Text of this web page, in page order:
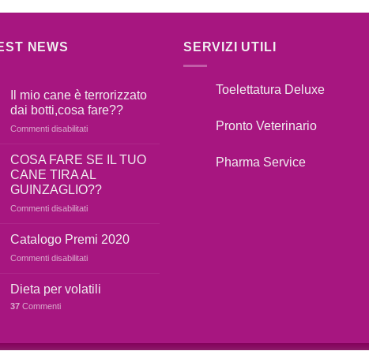
NEWS
Il mio cane è terrorizzato
dai botti,cosa fare??
Commenti disabilitatisu
mio
cane
è
terrorizzato
dai
fare??
COSA FARE SE IL TUO
CANE TIRA AL
GUINZAGLIO??
Commenti disabilitatisu
FARE
IL
CANE
Catalogo Premi 2020
Commenti disabilitatisu
Premi
Dieta per volatili
37 Commenti
SERVIZI UTILI
Toelettatura Deluxe
Pronto Veterinario
Pharma Service